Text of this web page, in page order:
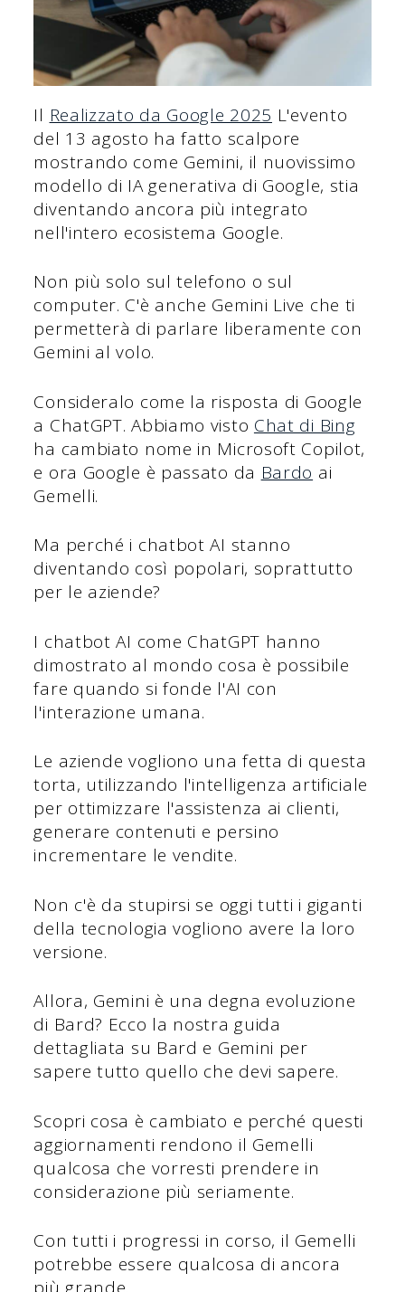
Il Realizzato da Google 2025 L'evento
del 13 agosto ha fatto scalpore
mostrando come Gemini, il nuovissimo
modello di IA generativa di Google, stia
diventando ancora più integrato
nell'intero ecosistema Google.
Non più solo sul telefono o sul
computer. C'è anche Gemini Live che ti
permetterà di parlare liberamente con
Gemini al volo.
Consideralo come la risposta di Google
a ChatGPT. Abbiamo visto Chat di Bing
ha cambiato nome in Microsoft Copilot,
e ora Google è passato da Bardo ai
Gemelli.
Ma perché i chatbot AI stanno
diventando così popolari, soprattutto
per le aziende?
I chatbot AI come ChatGPT hanno
dimostrato al mondo cosa è possibile
fare quando si fonde l'AI con
l'interazione umana.
Le aziende vogliono una fetta di questa
torta, utilizzando l'intelligenza artificiale
per ottimizzare l'assistenza ai clienti,
generare contenuti e persino
incrementare le vendite.
Non c'è da stupirsi se oggi tutti i giganti
della tecnologia vogliono avere la loro
versione.
Allora, Gemini è una degna evoluzione
di Bard? Ecco la nostra guida
dettagliata su Bard e Gemini per
sapere tutto quello che devi sapere.
Scopri cosa è cambiato e perché questi
aggiornamenti rendono il Gemelli
qualcosa che vorresti prendere in
considerazione più seriamente.
Con tutti i progressi in corso, il Gemelli
potrebbe essere qualcosa di ancora